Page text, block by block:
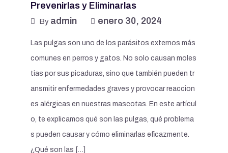
Prevenirlas y Eliminarlas
By admin enero 30, 2024
Las pulgas son uno de los parásitos externos más
comunes en perros y gatos. No solo causan moles
tias por sus picaduras, sino que también pueden tr
ansmitir enfermedades graves y provocar reaccion
es alérgicas en nuestras mascotas. En este artícul
o, te explicamos qué son las pulgas, qué problema
s pueden causar y cómo eliminarlas eficazmente.
¿Qué son las […]